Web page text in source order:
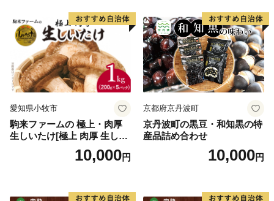
≪アクセス≫
・鹿嶋⇔東京間
ＪＲ鹿島線，東関東自動車道
約２時間
高速バスで約１時間半
１０分おきに発着
・鹿嶋⇔成田国際空港
愛知県小牧市
駒来ファームの 極上・肉厚
生しいたけ[極上 肉厚 生しい
たけ 生シイタケ 生椎茸 安心
安全 国産 採れたて 新鮮 きの
10,000円
京都府京丹波町
京丹波町の黒豆・和知黒の特
産品詰め合わせ
10,000円